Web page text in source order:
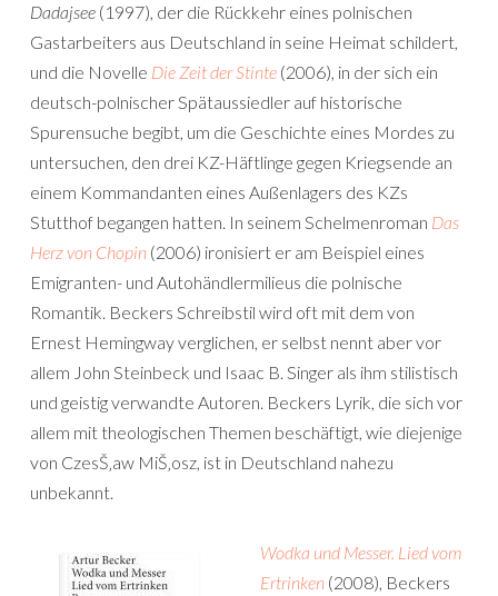
Dadajsee (1997), der die Rückkehr eines polnischen
Gastarbeiters aus Deutschland in seine Heimat schildert,
und die Novelle Die Zeit der Stinte (2006), in der sich ein
deutsch-polnischer Spätaussiedler auf historische
Spurensuche begibt, um die Geschichte eines Mordes zu
untersuchen, den drei KZ-Häftlinge gegen Kriegsende an
einem Kommandanten eines Außenlagers des KZs
Stutthof begangen hatten. In seinem Schelmenroman Das
Herz von Chopin (2006) ironisiert er am Beispiel eines
Emigranten- und Autohändlermilieus die polnische
Romantik. Beckers Schreibstil wird oft mit dem von
Ernest Hemingway verglichen, er selbst nennt aber vor
allem John Steinbeck und Isaac B. Singer als ihm stilistisch
und geistig verwandte Autoren. Beckers Lyrik, die sich vor
allem mit theologischen Themen beschäftigt, wie diejenige
von CzesŠ‚aw MiŠ‚osz, ist in Deutschland nahezu
unbekannt.
Wodka und Messer. Lied vom
Ertrinken (2008), Beckers